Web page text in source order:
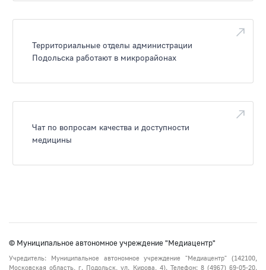
Территориальные отделы администрации
Подольска работают в микрорайонах
Чат по вопросам качества и доступности
медицины
© Муниципальное автономное учреждение "Медиацентр"
Учредитель: Муниципальное автономное учреждение "Медиацентр" (142100,
Московская область, г. Подольск, ул. Кирова, 4). Телефон: 8 (4967) 69-05-20.